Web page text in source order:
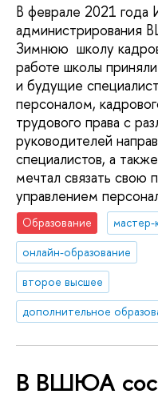
В феврале 2021 года
Зимнюю школу
работе школы
и будущие
персоналом,
трудового права с
руководителей
специалистов, а
мечтал связать свою
управлением
Образование
мастер-
онлайн-образование
второе высшее
дополнительное
В ВШЮА